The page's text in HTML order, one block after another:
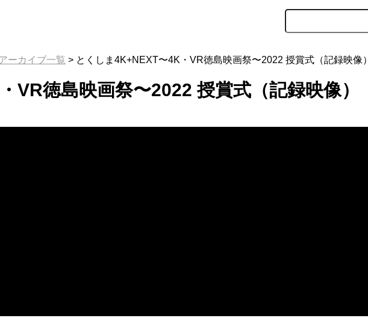
ーカイブ一覧 > とくしま4K+NEXT〜4K・VR徳島映画祭〜2022 授賞式（記録映像）
VR徳島映画祭〜2022 授賞式（記録映像）